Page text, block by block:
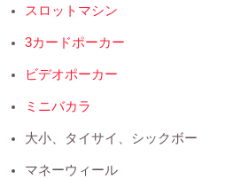
スロットマシン
3カードポーカー
ビデオポーカー
ミニバカラ
大小、タイサイ、シックボー
マネーウィール